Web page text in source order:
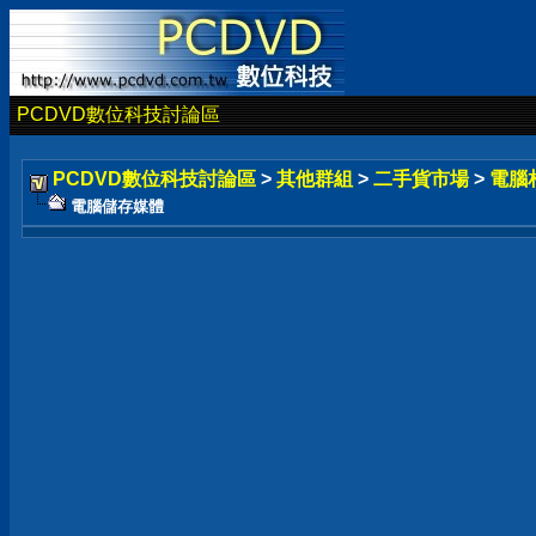
PCDVD數位科技討論區
PCDVD數位科技討論區 > 其他群組 > 二手貨市場 > 電腦
電腦儲存媒體